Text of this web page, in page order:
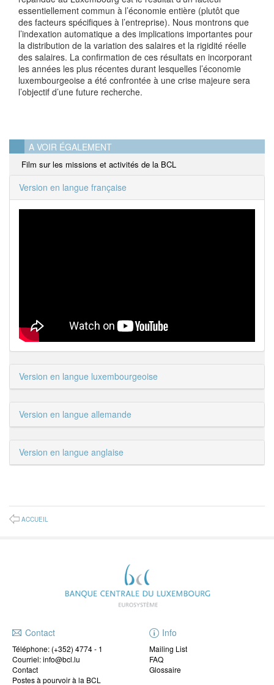
essentiellement commun à l’économie entière (plutôt que
des facteurs spécifiques à l’entreprise). Nous montrons que
l’indexation automatique a des implications importantes pour
la distribution de la variation des salaires et la rigidité réelle
des salaires. La confirmation de ces résultats en incorporant
les années les plus récentes durant lesquelles l’économie
luxembourgeoise a été confrontée à une crise majeure sera
l’objectif d’une future recherche.
A VOIR ÉGALEMENT
Film sur les missions et activités de la BCL
Version en langue française
Version en langue luxembourgeoise
Version en langue allemande
Version en langue anglaise
ACCUEIL
Contact
Téléphone: (+352) 4774 - 1
Courriel: info@bcl.lu
Contact
Postes à pourvoir à la BCL
Info
Mailing List
FAQ
Glossaire